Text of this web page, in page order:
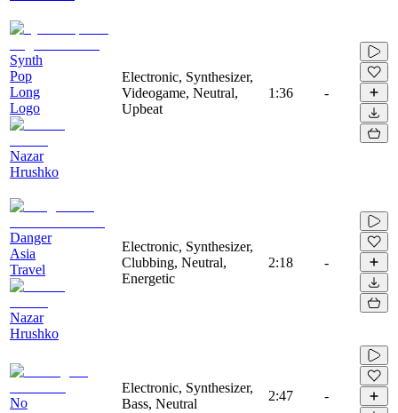
Synth
Pop
Long
Logo
Nazar
Hrushko
Electronic, Synthesizer,
Videogame, Neutral,
Upbeat
1:36 -
Danger
Asia
Travel
Nazar
Hrushko
Electronic, Synthesizer,
Clubbing, Neutral,
Energetic
2:18 -
No
Electronic, Synthesizer,
Bass, Neutral
2:47 -